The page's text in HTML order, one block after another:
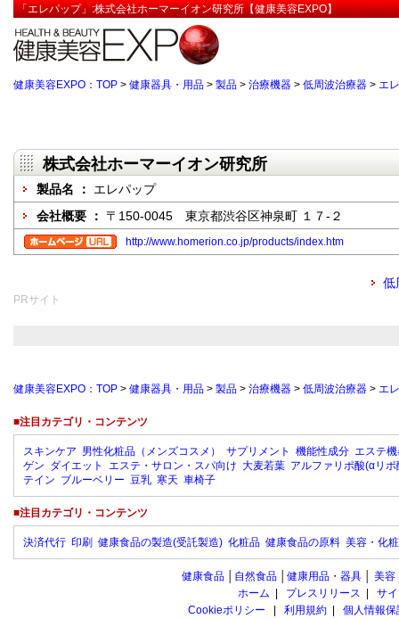
「エレパップ」:株式会社ホーマーイオン研究所【健康美容EXPO】
健康美容EXPO：TOP > 健康器具・用品 > 製品 > 治療機器 > 低周波治療器 > エ
株式会社ホーマーイオン研究所
製品名 ： エレパップ
会社概要 ： 〒150-0045 東京都渋谷区神泉町 １７-２
http://www.homerion.co.jp/products/index.htm
低
PRサイト
健康美容EXPO：TOP > 健康器具・用品 > 製品 > 治療機器 > 低周波治療器 > エ
■注目カテゴリ・コンテンツ
スキンケア 男性化粧品（メンズコスメ） サプリメント 機能性成分 エステ
ゲン ダイエット エステ・サロン・スパ向け 大麦若葉 アルファリポ酸(αリポ
テイン ブルーベリー 豆乳 寒天 車椅子
■注目カテゴリ・コンテンツ
決済代行 印刷 健康食品の製造(受託製造) 化粧品 健康食品の原料 美容・化
健康食品 自然食品 健康用品・器具 美容
ホーム
プレスリリース
サ
Cookieポリシー
利用規約 個人情報